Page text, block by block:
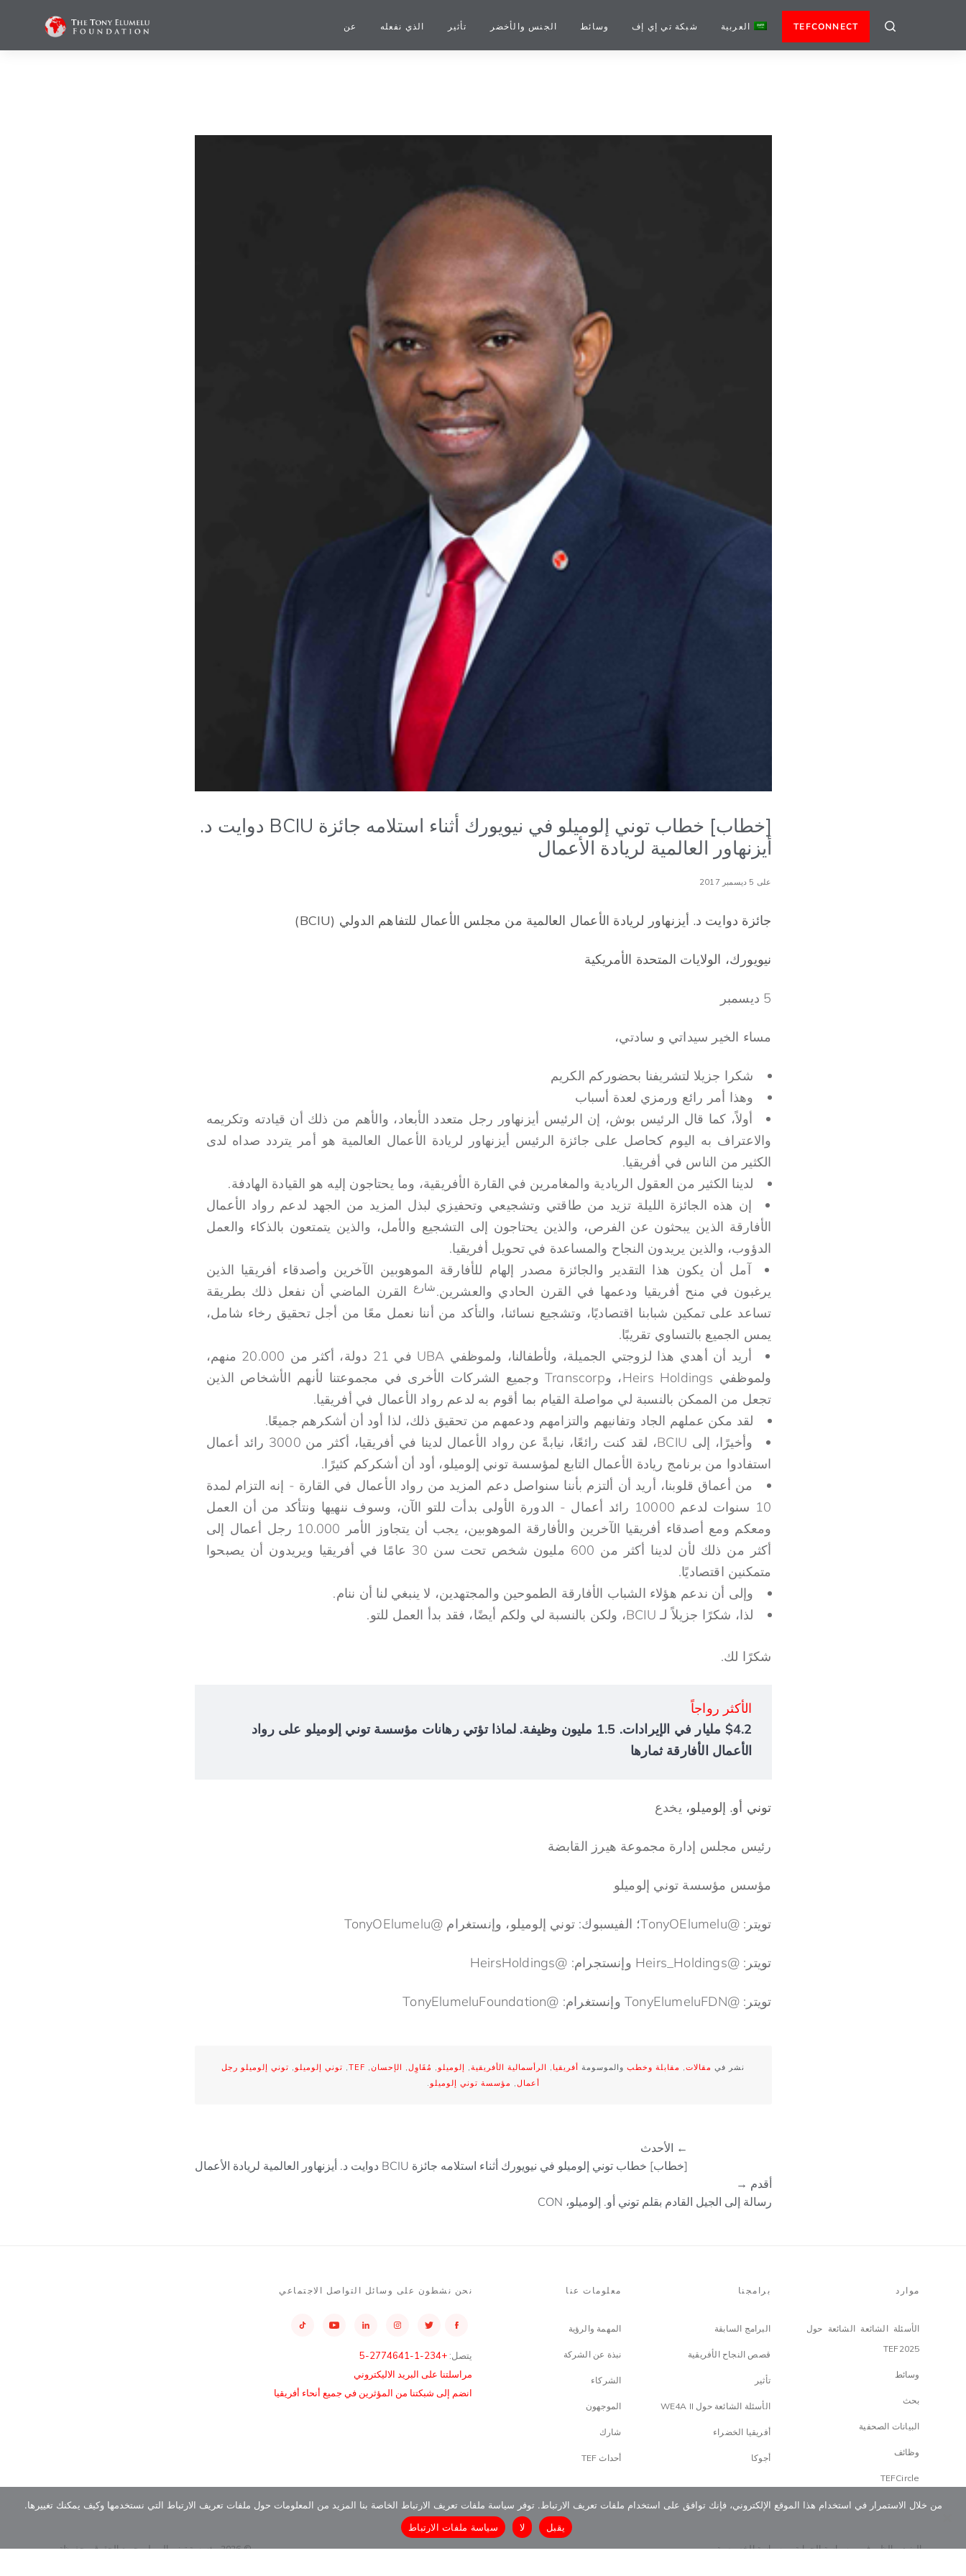
عن الذي نفعله تأثير الجنس والأخضر وسائط شبكة تي إي إف العربية TEFCONNECT
[خطاب] خطاب توني إلوميلو في نيويورك أثناء استلامه جائزة BCIU دوايت د.
أيزنهاور العالمية لريادة الأعمال
على 5 ديسمبر 2017
جائزة دوايت د. أيزنهاور لريادة الأعمال العالمية من مجلس الأعمال للتفاهم الدولي (BCIU)
نيويورك، الولايات المتحدة الأمريكية
5 ديسمبر
مساء الخير سيداتي و سادتي،
شكرا جزيلا لتشريفنا بحضوركم الكريم
وهذا أمر رائع ورمزي لعدة أسباب
أولاً، كما قال الرئيس بوش، إن الرئيس أيزنهاور رجل متعدد الأبعاد، والأهم من ذلك أن قيادته وتكريمه
والاعتراف به اليوم كحاصل على جائزة الرئيس أيزنهاور لريادة الأعمال العالمية هو أمر يتردد صداه لدى
الكثير من الناس في أفريقيا.
لدينا الكثير من العقول الريادية والمغامرين في القارة الأفريقية، وما يحتاجون إليه هو القيادة الهادفة.
إن هذه الجائزة الليلة تزيد من طاقتي وتشجيعي وتحفيزي لبذل المزيد من الجهد لدعم رواد الأعمال
الأفارقة الذين يبحثون عن الفرص، والذين يحتاجون إلى التشجيع والأمل، والذين يتمتعون بالذكاء والعمل
الدؤوب، والذين يريدون النجاح والمساعدة في تحويل أفريقيا.
آمل أن يكون هذا التقدير والجائزة مصدر إلهام للأفارقة الموهوبين الآخرين وأصدقاء أفريقيا الذين
يرغبون في منح أفريقيا ودعمها في القرن الحادي والعشرين.شارع
القرن الماضي أن نفعل ذلك بطريقة
تساعد على تمكين شبابنا اقتصاديًا، وتشجيع نسائنا، والتأكد من أننا نعمل معًا من أجل تحقيق رخاء شامل،
يمس الجميع بالتساوي تقريبًا.
أريد أن أهدي هذا لزوجتي الجميلة، ولأطفالنا، ولموظفي UBA في 21 دولة، أكثر من 20.000 منهم،
ولموظفي Heirs Holdings، وTranscorp وجميع الشركات الأخرى في مجموعتنا لأنهم الأشخاص الذين
تجعل من الممكن بالنسبة لي مواصلة القيام بما أقوم به لدعم رواد الأعمال في أفريقيا.
لقد مكن عملهم الجاد وتفانيهم والتزامهم ودعمهم من تحقيق ذلك، لذا أود أن أشكرهم جميعًا.
وأخيرًا، إلى BCIU، لقد كنت رائعًا، نيابةً عن رواد الأعمال لدينا في أفريقيا، أكثر من 3000 رائد أعمال
استفادوا من برنامج ريادة الأعمال التابع لمؤسسة توني إلوميلو، أود أن أشكركم كثيرًا.
من أعماق قلوبنا، أريد أن ألتزم بأننا سنواصل دعم المزيد من رواد الأعمال في القارة - إنه التزام لمدة
10 سنوات لدعم 10000 رائد أعمال - الدورة الأولى بدأت للتو الآن، وسوف ننهيها ونتأكد من أن العمل
ومعكم ومع أصدقاء أفريقيا الآخرين والأفارقة الموهوبين، يجب أن يتجاوز الأمر 10.000 رجل أعمال إلى
أكثر من ذلك لأن لدينا أكثر من 600 مليون شخص تحت سن 30 عامًا في أفريقيا ويريدون أن يصبحوا
متمكنين اقتصاديًا.
وإلى أن ندعم هؤلاء الشباب الأفارقة الطموحين والمجتهدين، لا ينبغي لنا أن ننام.
لذا، شكرًا جزيلاً لـ BCIU، ولكن بالنسبة لي ولكم أيضًا، فقد بدأ العمل للتو.
شكرًا لك.
الأكثر رواجاً
$4.2 مليار في الإيرادات. 1.5 مليون وظيفة. لماذا تؤتي رهانات مؤسسة توني إلوميلو على رواد
الأعمال الأفارقة ثمارها
توني أو. إلوميلو، يخدع
رئيس مجلس إدارة مجموعة هيرز القابضة
مؤسس مؤسسة توني إلوميلو
تويتر: @TonyOElumelu؛ الفيسبوك: توني إلوميلو، وإنستغرام @TonyOElumelu
تويتر: @Heirs_Holdings وإنستجرام: @HeirsHoldings
تويتر: @TonyElumeluFDN وإنستغرام: @TonyElumeluFoundation
نشر في مقالات مقابلة وخطب والموسومة أفريقيا الرأسمالية الأفريقية إلوميلو مُقَاوِل الإحسان TEF توني إلوميلو
توني إلوميلو رجل
أعمال
مؤسسة توني إلوميلو
← الأحدث
[خطاب] خطاب توني إلوميلو في نيويورك أثناء استلامه جائزة BCIU دوايت د. أيزنهاور العالمية لريادة الأعمال
أقدم →
رسالة إلى الجيل القادم بقلم توني أو. إلوميلو، CON
نحن نشطون على وسائل التواصل الاجتماعي
يتصل: +234-1-2774641-5
مراسلتنا على البريد الاليكتروني
انضم إلى شبكتنا من المؤثرين في جميع أنحاء أفريقيا
معلومات عنا
المهمة والرؤية
نبذة عن الشركة
الشركاء
الموجهون
شارك
أحداث TEF
برامجنا
البرامج السابقة
قصص النجاح الأفريقية
تأثير
الأسئلة الشائعة حول WE4A II
أفريقيا الخضراء
أجوكا
موارد
الأسئلة الشائعة الشائعة حول
TEF2025
وسائط
بحث
البيانات الصحفية
وظائف
TEFCircle
© 2026 مؤسسة توني إلوميلو. جميع الحقوق محفوظة البنود و الظروف سياسة الحماية سياسة الخصوصية
من خلال الاستمرار في استخدام هذا الموقع الإلكتروني، فإنك توافق على استخدام ملفات تعريف الارتباط. توفر سياسة ملفات تعريف الارتباط الخاصة بنا المزيد من المعلومات حول ملفات تعريف الارتباط التي نستخدمها وكيف يمكنك تغييرها.
يقبل
لا سياسة ملفات الارتباط